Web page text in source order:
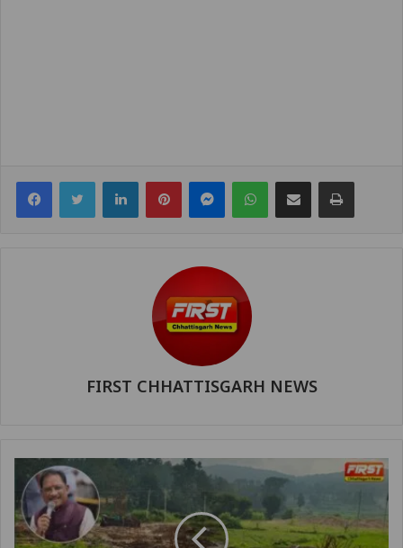
FacebookTwitter LinkedInPinterestMessengerWhatsAppShare via Email Print
FIRST CHHATTISGARH NEWS